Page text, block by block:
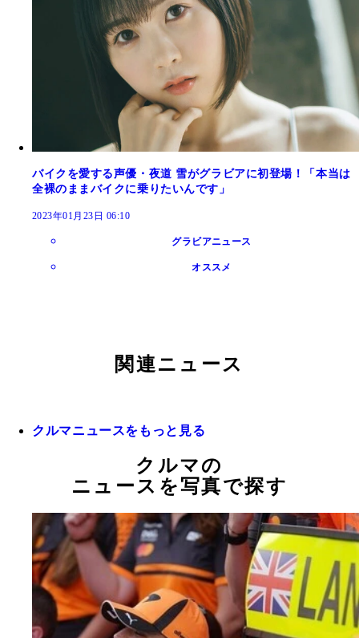
バイクを愛する声優・夜道 雪がグラビアに初登場！「本当は
全裸のままバイクに乗りたいんです」
2023年01月23日 06:10
グラビアニュース
オススメ
関連ニュース
クルマニュースをもっと見る
クルマの
ニュースを写真で探す